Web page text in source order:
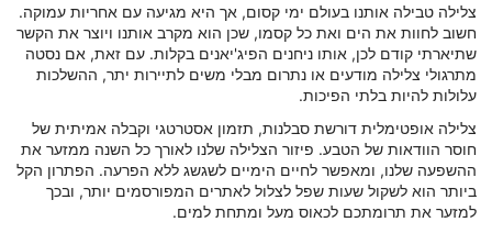
צלילה טבילה אותנו בעולם ימי קסום, אך היא מגיעה עם אחריות עמוקה.
חשוב לחוות את הים ואת כל קסמו, שכן הוא מקרב אותנו ויוצר את הקשר
שתיארתי קודם לכן, אותו ניחנים הפיג'יאנים בקלות. עם זאת, אם נסטה
מתרגולי צלילה מודעים או נתרום מבלי משים לתיירות יתר, ההשלכות
עלולות להיות בלתי הפיכות.
צלילה אופטימלית דורשת סבלנות, תזמון אסטרטגי וקבלה אמיתית של
חוסר הוודאות של הטבע. פיזור הצלילה שלנו לאורך כל השנה ממזער את
ההשפעה שלנו, ומאפשר לחיים הימיים לשגשג ללא הפרעה. הפתרון הקל
ביותר הוא לשקול שעות שפל לצלול לאתרים המפורסמים יותר, ובכך
למזער את תרומתכם לכאוס מעל ומתחת למים.